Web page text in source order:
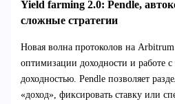
Yield farming 2.0: Pendle,
сложные стратегии
Новая волна протоколов на Arbitrum
оптимизации доходности и работе
доходностью. Pendle позволяет
«доход», фиксировать ставку или